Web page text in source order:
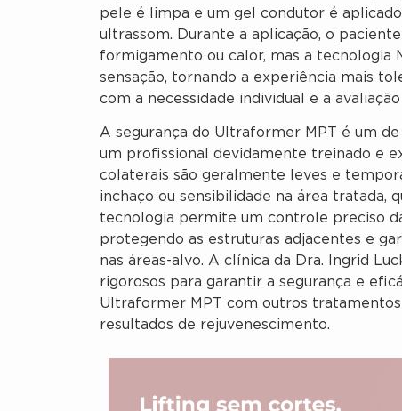
pele é limpa e um gel condutor é
ultrassom. Durante a aplicação, o
formigamento ou calor, mas a tecnologia
sensação, tornando a experiência mais
com a necessidade individual e a
A segurança do Ultraformer MPT é um
um profissional devidamente treinado e
colaterais são geralmente leves e
inchaço ou sensibilidade na área tratada,
tecnologia permite um controle preciso
protegendo as estruturas adjacentes e
nas áreas-alvo. A clínica da Dra. Ingrid
rigorosos para garantir a segurança e
Ultraformer MPT com outros
resultados de rejuvenescimento.